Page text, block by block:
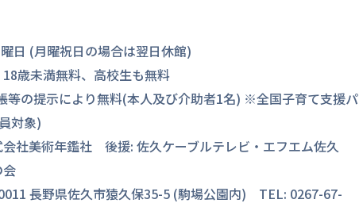
(月曜祝日の場合は翌日休館)
歳未満無料、高校生も無料
の提示により無料(本人及び介助者1名) ※全国子育て支援パ
対象)
社美術年鑑社 後援: 佐久ケーブルテレビ・エフエム佐久
長野県佐久市猿久保35-5 (駒場公園内) TEL: 0267-67-